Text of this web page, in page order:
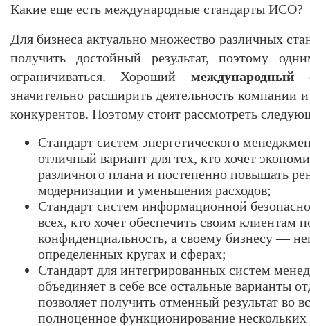
Какие еще есть международные стандарты ИСО?
Для бизнеса актуально множество различных
получить достойный результат, поэтому
ограничиваться. Хороший международный
значительно расширить деятельность компании
конкурентов. Поэтому стоит рассмотреть
Стандарт систем энергетического
отличный вариант для тех, кто хочет
различного плана и постепенно повышать
модернизации и уменьшения расходов;
Стандарт систем информационной
всех, кто хочет обеспечить своим клиентам
конфиденциальность, а своему бизнесу —
определенных кругах и сферах;
Стандарт для интегрированных систем
объединяет в себе все остальные варианты
позволяет получить отменный результат во
полноценное функционирование